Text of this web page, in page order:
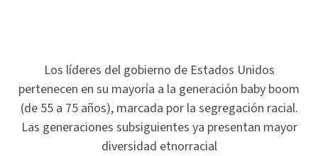
Los líderes del gobierno de Estados Unidos
pertenecen en su mayoría a la generación baby boom
(de 55 a 75 años), marcada por la segregación racial.
Las generaciones subsiguientes ya presentan mayor
diversidad etnorracial